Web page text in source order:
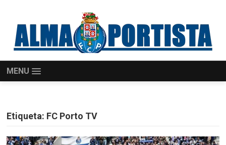
MENU
Etiqueta: FC Porto TV